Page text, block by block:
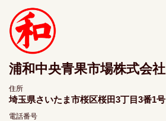
浦和中央青果市場株式会社
住所
埼玉県さいたま市桜区桜田3丁目3番1号
電話番号